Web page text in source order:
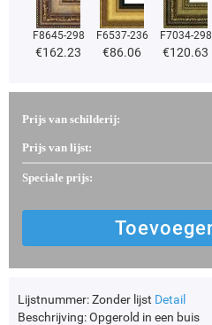
F8645-298
€162.23
F6537-236
€86.06
F7034-298
€120.63
Prijs van schilderij:
Prijs van lijst:
Speciale prijs:
Lijstnummer:Zonder lijst Detail
Beschrijving:Opgerold in een buis